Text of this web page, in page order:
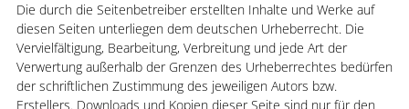
Die durch die Seitenbetreiber erstellten Inhalte und Werke auf
diesen Seiten unterliegen dem deutschen Urheberrecht. Die
Vervielfältigung, Bearbeitung, Verbreitung und jede Art der
Verwertung außerhalb der Grenzen des Urheberrechtes bedürfen
der schriftlichen Zustimmung des jeweiligen Autors bzw.
Erstellers. Downloads und Kopien dieser Seite sind nur für den